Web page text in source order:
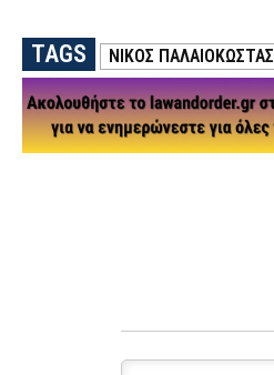
TAGS ΝΙΚΟΣ ΠΑΛΑΙΟΚΩΣΤΑΣ